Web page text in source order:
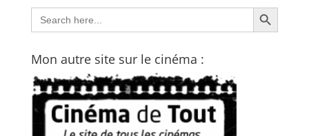
Search
for:
Search Button
Mon autre site sur le cinéma :